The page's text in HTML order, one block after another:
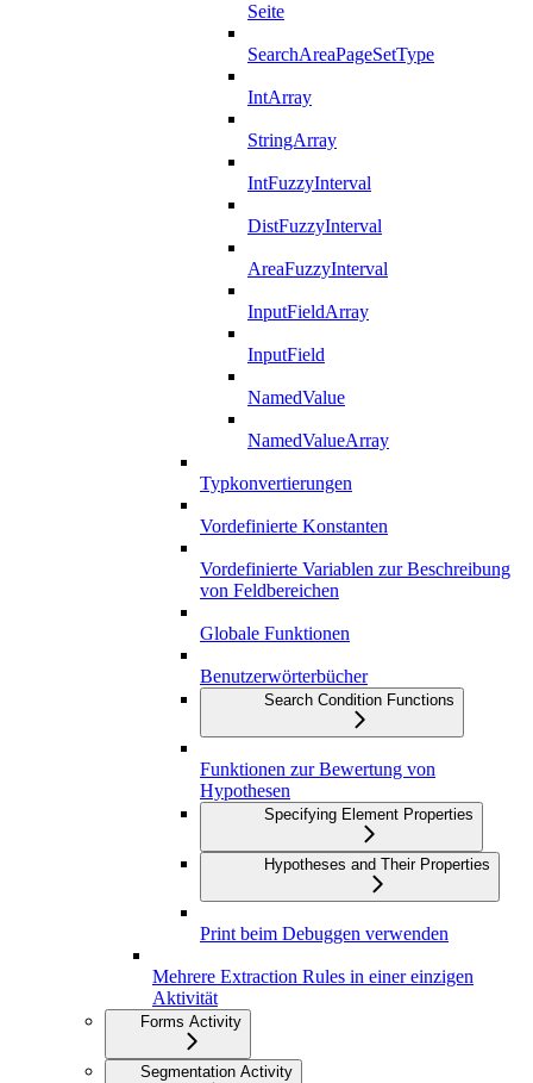
Seite
SearchAreaPageSetType
IntArray
StringArray
IntFuzzyInterval
DistFuzzyInterval
AreaFuzzyInterval
InputFieldArray
InputField
NamedValue
NamedValueArray
Typkonvertierungen
Vordefinierte Konstanten
Vordefinierte Variablen zur Beschreibung
von Feldbereichen
Globale Funktionen
Benutzerwörterbücher
Search Condition Functions
Funktionen zur Bewertung von
Hypothesen
Specifying Element Properties
Hypotheses and Their Properties
Print beim Debuggen verwenden
Mehrere Extraction Rules in einer einzigen
Aktivität
Forms Activity
Segmentation Activity